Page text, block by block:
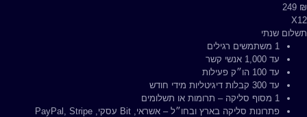
₪
249
X12
תשלום שנתי
1 משתמשים רגילים
עד 1,000 אנשי קשר
עד 100 הו״ק פעילות
עד 300 קבלות דיגיטליות מידי חודש
1 מסוף סליקה – תרומות או תשלומים
פתרונות סליקה בארץ ובחו״ל – אשראי, Bit עסקי, PayPal, Stripe
₪
850
עד 15,000 אנשי קשר
עד 500 הו״ק פעילות
1,000 SMS חד״פ לשליחה בארץ
עד 5,000 דיוורים לחודש
עד 1,000 מסמכים - קבלות דיגיטליות ודרישות תשלום מידי חודש
1 מסוף סליקה – תרומות או תשלומים
פתרונות סליקה בארץ ובחו״ל – אשראי, Bit עסקי, PayPal, Stripe